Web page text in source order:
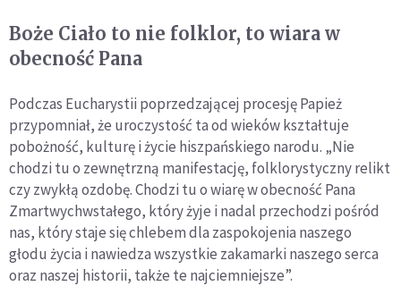
Boże Ciało to nie folklor, to wiara w
obecność Pana
Podczas Eucharystii poprzedzającej procesję Papież
przypomniał, że uroczystość ta od wieków kształtuje
pobożność, kulturę i życie hiszpańskiego narodu. „Nie
chodzi tu o zewnętrzną manifestację, folklorystyczny relikt
czy zwykłą ozdobę. Chodzi tu o wiarę w obecność Pana
Zmartwychwstałego, który żyje i nadal przechodzi pośród
nas, który staje się chlebem dla zaspokojenia naszego
głodu życia i nawiedza wszystkie zakamarki naszego serca
oraz naszej historii, także te najciemniejsze”.